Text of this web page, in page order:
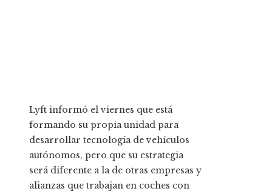
Lyft informó el viernes que está
formando su propia unidad para
desarrollar tecnología de vehículos
autónomos, pero que su estrategia
será diferente a la de otras empresas y
alianzas que trabajan en coches con